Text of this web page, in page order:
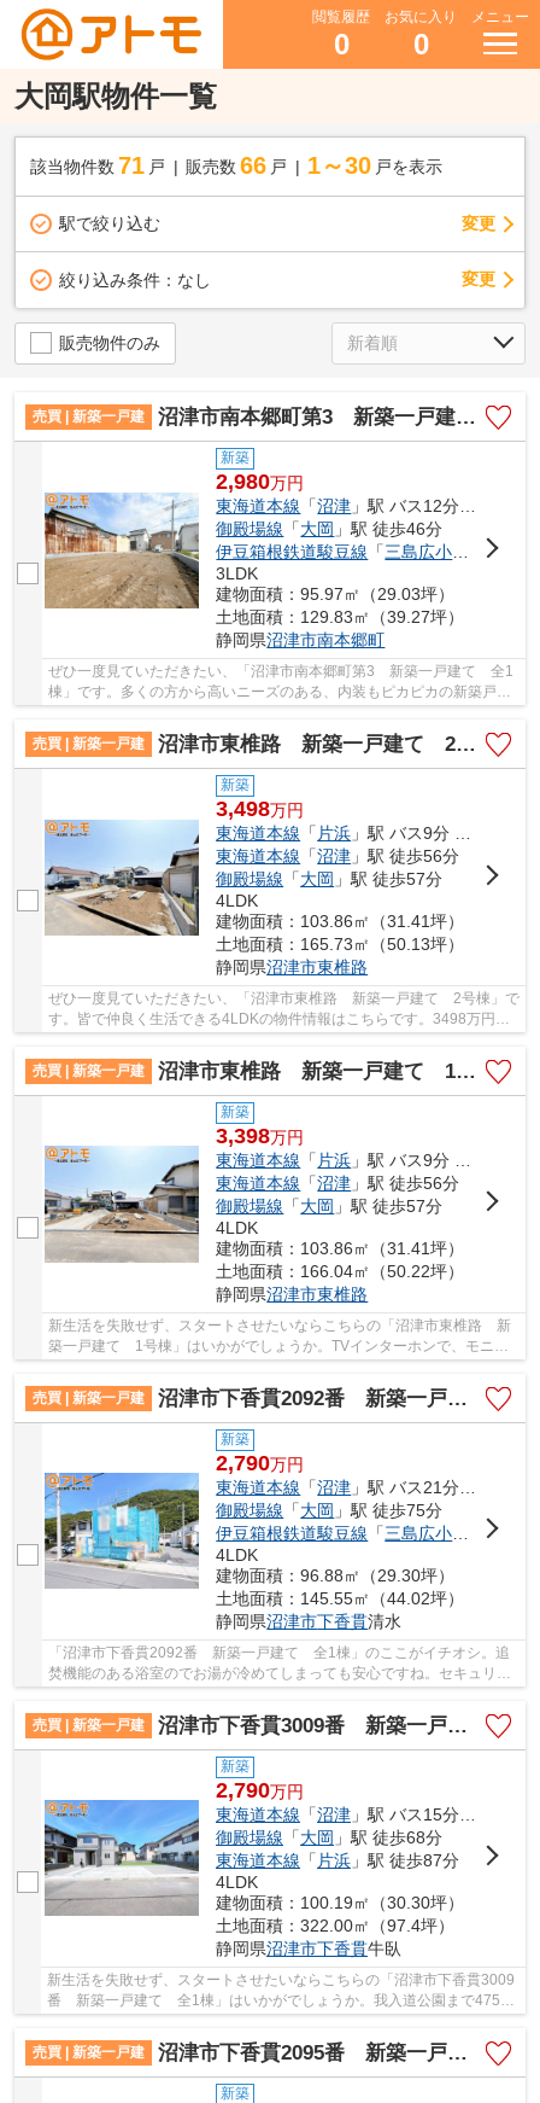
閲覧履歴
0
お気に入り
0
メニュー
大岡駅物件一覧
該当物件数 71 戸 販売数 66 戸 1～30 戸を表示
駅で絞り込む 変更
絞り込み条件： なし 変更
販売物件のみ
売買 | 新築一戸建 沼津市南本郷町第3 新築一戸建て 全1棟
新築
2,980万円
東海道本線 「沼津 」駅 バス12分 「不動尊前」 停歩3分
御殿場線 「大岡 」駅 徒歩46分
伊豆箱根鉄道駿豆線 「三島広小路
」駅 徒
3LDK
建物面積：95.97㎡（29.03坪）
土地面積：129.83㎡（39.27坪）
静岡県沼津市南本郷町
ぜひ一度見ていただきたい、「沼津市南本郷町第3 新築一戸建て 全1
棟」です。多くの方から高いニーズのある、内装もピカピカの新築戸建
売買 | 新築一戸建
沼津市東椎路 新築一戸建て 2号棟
新築
3,498万円
東海道本線 「 片浜 」駅 バス9分 「火の見下南」 停歩8分
東海道本線 「沼津 」駅 徒歩56分
御殿場線 「大岡 」駅 徒歩57分
4LDK
建物面積：103.86㎡（31.41坪）
土地面積：165.73㎡（50.13坪）
静岡県沼津市東椎路
ぜひ一度見ていただきたい、「沼津市東椎路 新築一戸建て 2号棟」で
す。皆で仲良く生活できる4LDKの物件情報はこちらです。3498万円
売買 | 新築一戸建
沼津市東椎路 新築一戸建て 1号棟
新築
3,398万円
東海道本線 「 片浜 」駅 バス9分 「火の見下南」 停歩8分
東海道本線 「沼津 」駅 徒歩56分
御殿場線 「大岡 」駅 徒歩57分
4LDK
建物面積：103.86㎡（31.41坪）
土地面積：166.04㎡（50.22坪）
静岡県沼津市東椎路
新生活を失敗せず、スタートさせたいならこちらの「沼津市東椎路 新
築一戸建て 1号棟」はいかがでしょうか。TVインターホンで、モニタ
売買 | 新築一戸建
沼津市下香貫2092番 新築一戸建て 全1棟
新築
2,790万円
東海道本線 「沼津 」駅 バス21分 「象山」 停歩1分
御殿場線 「大岡 」駅 徒歩75分
伊豆箱根鉄道駿豆線 「三島広小路
」駅 徒
4LDK
建物面積：96.88㎡（29.30坪）
土地面積：145.55㎡（44.02坪）
静岡県沼津市下香貫清水
「沼津市下香貫2092番 新築一戸建て 全1棟」のここがイチオシ。追
焚機能のある浴室のでお湯が冷めてしまっても安心ですね。セキュリテ
ィが充実している物件です。動線を意識したデザ...
売買 | 新築一戸建
沼津市下香貫3009番 新築一戸建て 全1棟
新築
2,790万円
東海道本線 「沼津 」駅 バス15分 「八間町」 停歩10分
御殿場線 「大岡 」駅 徒歩68分
東海道本線 「 片浜 」駅 徒歩87分
4LDK
建物面積：100.19㎡（30.30坪）
土地面積：322.00㎡（97.4坪）
静岡県沼津市下香貫牛臥
新生活を失敗せず、スタートさせたいならこちらの「沼津市下香貫3009
番 新築一戸建て 全1棟」はいかがでしょうか。我入道公園まで475m
です。家から455mのところに沼津信用金庫下香貫...
売買 | 新築一戸建
沼津市下香貫2095番 新築一戸建て 全1棟
新築